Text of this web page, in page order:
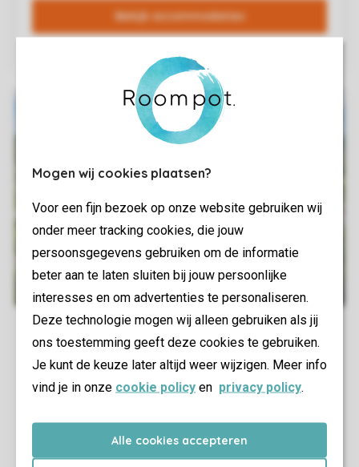
Mogen wij cookies plaatsen?
Voor een fijn bezoek op onze website gebruiken wij
onder meer tracking cookies, die jouw
persoonsgegevens gebruiken om de informatie
beter aan te laten sluiten bij jouw persoonlijke
interesses en om advertenties te personaliseren.
Deze technologie mogen wij alleen gebruiken als jij
ons toestemming geeft deze cookies te gebruiken.
Je kunt de keuze later altijd weer wijzigen. Meer info
vind je in onze cookie policy en privacy policy.
Alle cookies accepteren